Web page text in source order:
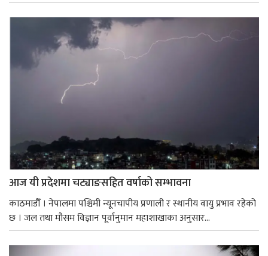
आज यी प्रदेशमा चट्याङसहित वर्षाको सम्भावना
काठमाडौँ । नेपालमा पश्चिमी न्यूनचापीय प्रणाली र स्थानीय वायु प्रभाव रहेको
छ । जल तथा मौसम विज्ञान पूर्वानुमान महाशाखाका अनुसार...